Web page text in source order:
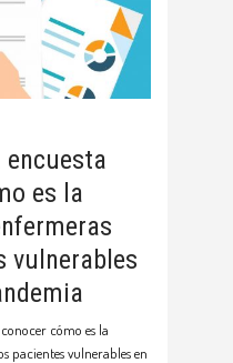
encuesta
es la
vulnerables
cómo es la
pacientes vulnerables en